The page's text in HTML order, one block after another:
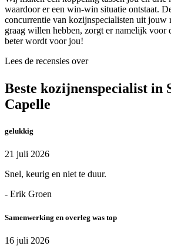
waardoor er een win-win situatie ontstaat.
concurrentie van kozijnspecialisten uit jouw
graag willen hebben, zorgt er namelijk voor
beter wordt voor jou!
Lees de recensies over
Beste kozijnenspecialist in
Capelle
gelukkig
21 juli 2026
Snel, keurig en niet te duur.
- Erik Groen
Samenwerking en overleg was top
16 juli 2026